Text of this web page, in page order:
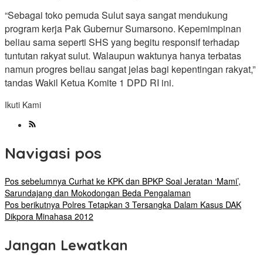
“Sebagai toko pemuda Sulut saya sangat mendukung
program kerja Pak Gubernur Sumarsono. Kepemimpinan
beliau sama seperti SHS yang begitu responsif terhadap
tuntutan rakyat sulut. Walaupun waktunya hanya terbatas
namun progres beliau sangat jelas bagi kepentingan rakyat,”
tandas Wakil Ketua Komite 1 DPD RI ini.
Ikuti Kami
Navigasi pos
Pos sebelumnya Curhat ke KPK dan BPKP Soal Jeratan ‘Mami’,
Sarundajang dan Mokodongan Beda Pengalaman
Pos berikutnya Polres Tetapkan 3 Tersangka Dalam Kasus DAK
Dikpora Minahasa 2012
Jangan Lewatkan